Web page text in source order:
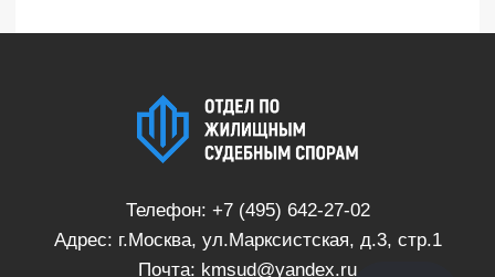
Телефон: +7 (495) 642-27-02
Адрес: г.Москва, ул.Марксистская, д.3, стр.1
Почта: kmsud@yandex.ru